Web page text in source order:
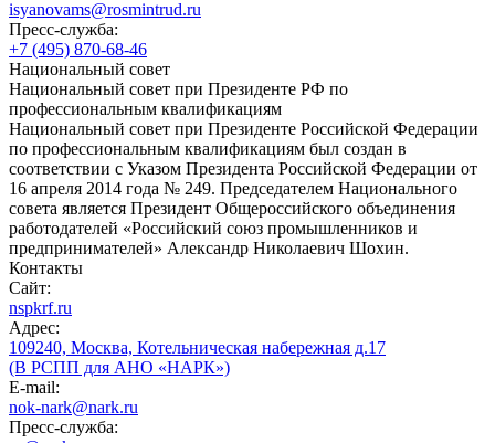
isyanovams@rosmintrud.ru
Пресс-служба:
+7 (495) 870-68-46
Национальный совет
Национальный совет при Президенте РФ по
профессиональным квалификациям
Национальный совет при Президенте Российской Федерации
по профессиональным квалификациям был создан в
соответствии с Указом Президента Российской Федерации от
16 апреля 2014 года № 249. Председателем Национального
совета является Президент Общероссийского объединения
работодателей «Российский союз промышленников и
предпринимателей» Александр Николаевич Шохин.
Контакты
Сайт:
nspkrf.ru
Адрес:
109240, Москва, Котельническая набережная д.17
(В РСПП для АНО «НАРК»)
E-mail:
nok-nark@nark.ru
Пресс-служба: